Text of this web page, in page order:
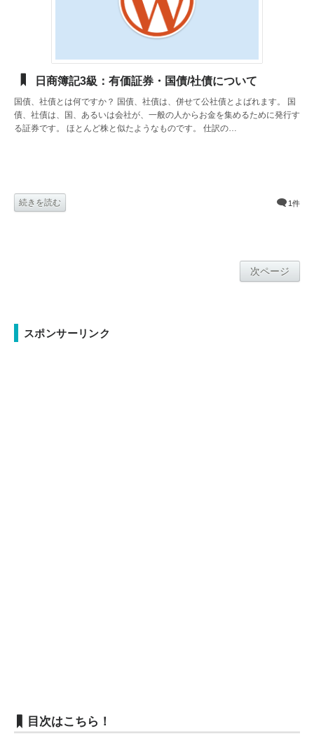
日商簿記3級：有価証券・国債/社債について
国債、社債とは何ですか？ 国債、社債は、併せて公社債とよばれます。 国
債、社債は、国、あるいは会社が、一般の人からお金を集めるために発行す
る証券です。 ほとんど株と似たようなものです。 仕訳の…
続きを読む 1件
次ページ
スポンサーリンク
目次はこちら！